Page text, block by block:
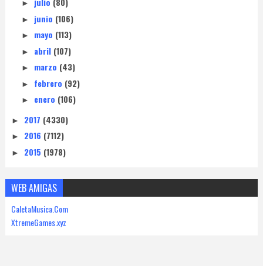
►
► junio (106)
► mayo (113)
► abril (107)
► marzo (43)
► febrero (92)
► enero (106)
► 2017 (4330)
► 2016 (7112)
► 2015 (1978)
WEB AMIGAS
CaletaMusica.Com
XtremeGames.xyz